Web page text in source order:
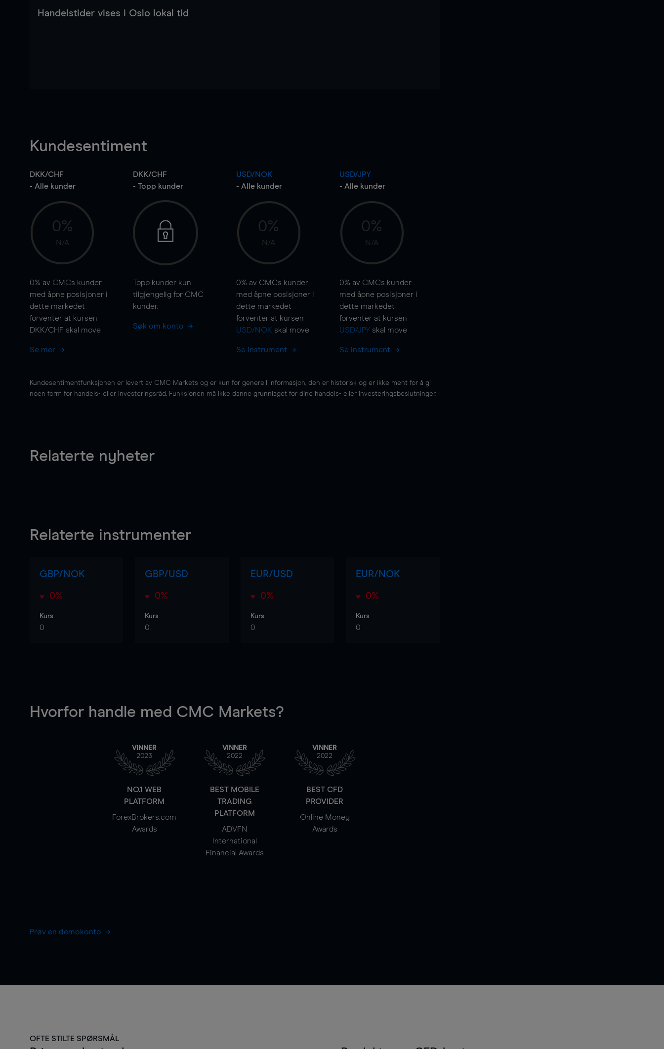
Handelstider vises i Oslo lokal tid
Kundesentiment
DKK/CHF
- Alle kunder
0%
N/A
0% av CMCs kunder
med åpne posisjoner i
dette markedet
forventer at kursen
DKK/CHF skal move
Se mer
DKK/CHF
- Topp kunder
Topp kunder kun
tilgjengelig for CMC
kunder.
Søk om konto
USD/NOK
- Alle kunder
0%
N/A
0% av CMCs kunder
med åpne posisjoner i
dette markedet
forventer at kursen
USD/NOK skal move
Se instrument
USD/JPY
- Alle kunder
0%
N/A
0% av CMCs kunder
med åpne posisjoner i
dette markedet
forventer at kursen
USD/JPYskal move
Se instrument
Kundesentimentfunksjonen er levert av CMC Markets og er kun for generell informasjon, den er historisk og er ikke ment for å gi
noen form for handels- eller investeringsråd. Funksjonen må ikke danne grunnlaget for dine handels- eller investeringsbeslutninger.
Relaterte nyheter
Relaterte instrumenter
GBP/NOK
0%
Kurs
0
GBP/USD
0%
Kurs
0
EUR/USD
0%
Kurs
0
EUR/NOK
0%
Kurs
0
Hvorfor handle med CMC Markets?
VINNER
2023
NO.1 WEB
PLATFORM
ForexBrokers.com
Awards
VINNER
2022
BEST MOBILE
TRADING
PLATFORM
ADVFN
International
Financial Awards
VINNER
2022
BEST CFD
PROVIDER
Online Money
Awards
Prøv en demokonto
OFTE STILTE SPØRSMÅL